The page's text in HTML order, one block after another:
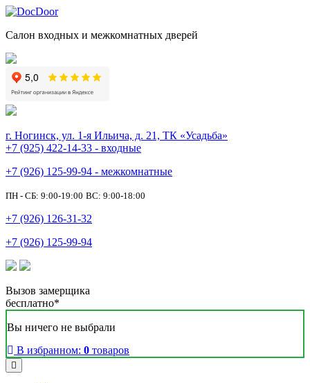
Салон входных и межкомнатных дверей
г. Ногинск, ул. 1-я Ильича, д. 21, ТК «Усадьба»
+7 (925) 422-14-33 - входные
+7 (926) 125-99-94 - межкомнатные
ПН - СБ: 9:00-19:00 ВС: 9:00-18:00
+7 (926) 126-31-32
+7 (926) 125-99-94
Вызов замерщика
бесплатно*
Вы ничего не выбрали
В избранном: 0 товаров